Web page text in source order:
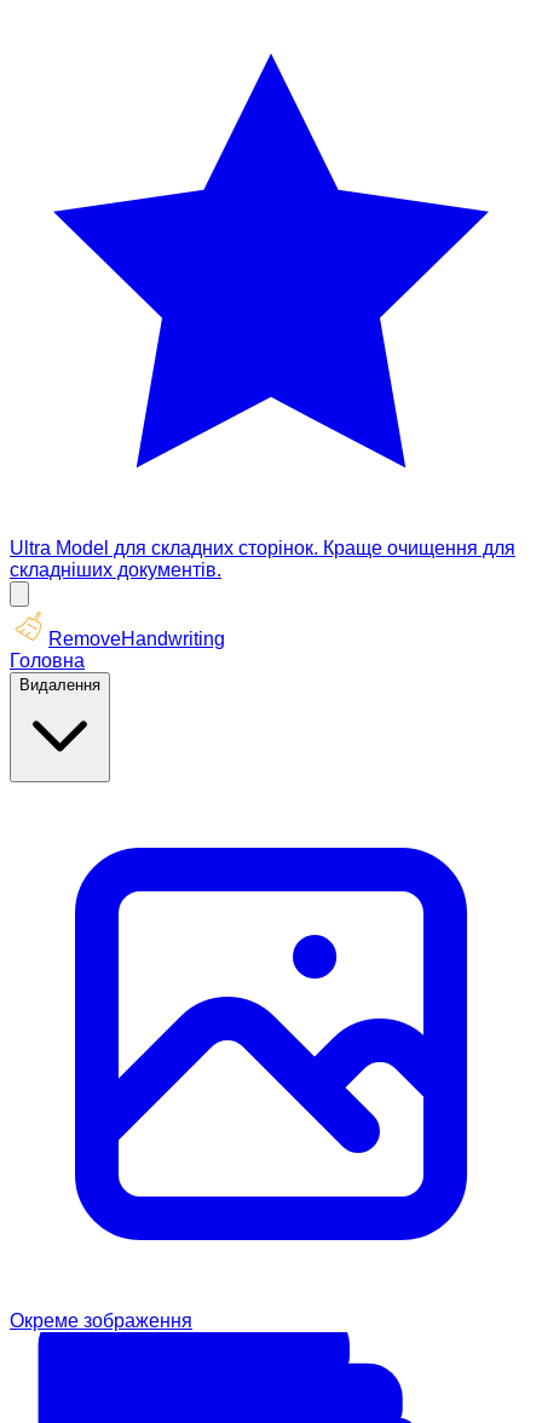
Ultra Model для складних сторінок. Краще очищення для
складніших документів.
RemoveHandwriting
Головна
Видалення
Окреме зображення